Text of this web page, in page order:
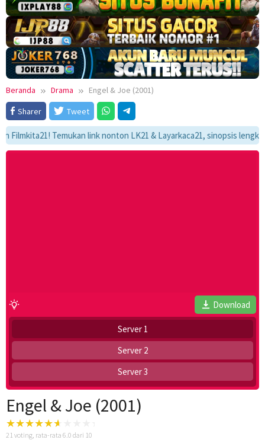
Beranda Drama
Engel & Joe (2001)
Sharer
Tweet
Temukan link nonton LK21 & Layarkaca21, sinopsis
Download
Server 1
Server 2
Server 3
Engel & Joe (2001)
21 voting, rata-rata 6.0 dari 10